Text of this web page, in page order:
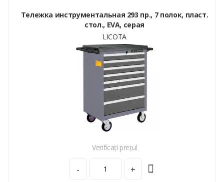
Тележка инструментальная 293 пр., 7 полок, пласт.
стол., EVA, серая
LICOTA
Verificați prețul
- +